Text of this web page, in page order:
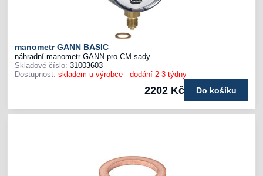
manometr GANN BASIC
náhradní manometr GANN pro CM sady
Skladové číslo: 31003603
Dostupnost: skladem u výrobce - dodání 2-3 týdny
2202 Kč Do košíku